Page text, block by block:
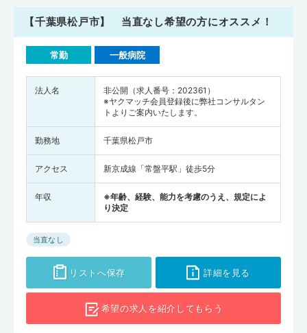
【千葉県松戸市】 当直なし希望の方にオススメ！
常勤 一般病院
法人名
非公開（求人番号：202361）
※ヤクマッチ会員登録後に弊社コンサルタン
トよりご案内いたします。
勤務地 千葉県松戸市
アクセス 新京成線「常盤平駅」徒歩5分
年収
※年齢、経験、能力を考慮のうえ、規定によ
り決定
当直なし
リストへ保存 詳細を見る
希望の求人を紹介してもらう